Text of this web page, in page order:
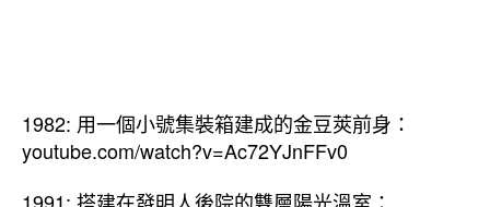
在：
1982、
1982: 用一個小號集裝箱建成的金豆莢前身：
youtube.com/watch?v=Ac72YJnFFv0